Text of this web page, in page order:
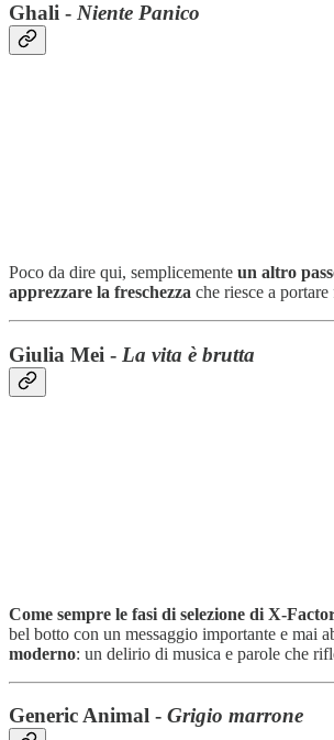
Ghali - Niente Panico
Poco da dire qui, semplicemente un altro
apprezzare la freschezza che riesce a
Giulia Mei - La vita è brutta
Come sempre le fasi di selezione di X-
bel botto con un messaggio importante e mai
moderno: un delirio di musica e parole che
Generic Animal - Grigio marrone